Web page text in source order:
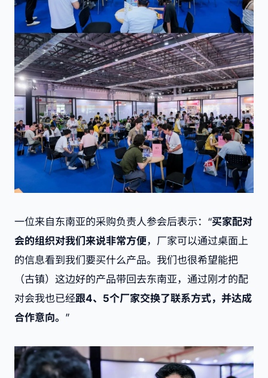
一位来自东南亚的采购负责人参会后表示：“买家配对
会的组织对我们来说非常方便，厂家可以通过桌面上
的信息看到我们要买什么产品。我们也很希望能把
（古镇）这边好的产品带回去东南亚，通过刚才的配
对会我也已经跟4、5个厂家交换了联系方式，并达成
合作意向。 ”